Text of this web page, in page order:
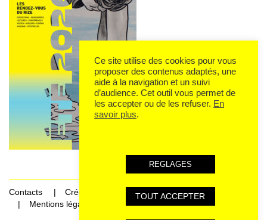
Contacts
Crédits
Mentions légales et données personnelles
Ce site utilise des cookies pour vous
proposer des contenus adaptés, une
aide à la navigation et un suivi
d’audience. Cet outil vous permet de
les accepter ou de les refuser. En
savoir plus.
REGLAGES
TOUT ACCEPTER